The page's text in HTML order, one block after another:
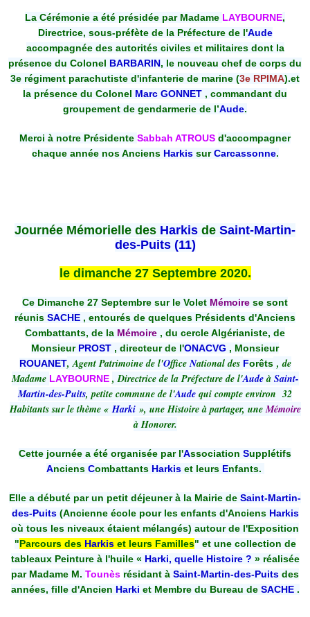
La Cérémonie a été présidée par Madame LAYBOURNE,
Directrice, sous-préfète de la Préfecture de l'Aude
accompagnée des autorités civiles et militaires dont la
présence du Colonel BARBARIN, le nouveau chef de corps du
3e régiment parachutiste d'infanterie de marine (3e RPIMA).et
la présence du Colonel Marc GONNET , commandant du
groupement de gendarmerie de l’Aude.
Merci à notre Présidente Sabbah ATROUS d'accompagner
chaque année nos Anciens HarkissurCarcassonne.
Journée Mémorielle des Harkis de Saint-Martin-
des-Puits (11)
le dimanche 27 Septembre 2020.
Ce Dimanche 27 Septembre sur le Volet Mémoire se sont
réunis SACHE , entourés de quelques Présidents d'Anciens
Combattants, de la Mémoire , du cercle Algérianiste, de
Monsieur PROST , directeur de l'ONACVG , Monsieur
ROUANET, Agent Patrimoine de l'OfficeNational des Forêts, de
Madame LAYBOURNE , Directrice de la Préfecture de l'Aude àSaint-
Martin-des-Puits, petite commune de l'Aude qui compte environ 32
Habitants sur le thème «Harki », une Histoire à partager, uneMémoire
à Honorer.
Cette journée a été organisée par l'Association Supplétifs
Anciens Combattants Harkiset leurs Enfants.
Elle a débuté par un petit déjeuner à la Mairie de Saint-Martin-
des-Puits(Ancienne école pour les enfants d'Anciens Harkis
où tous les niveaux étaient mélangés) autour de l'Exposition
"Parcours des Harkis et leurs Familles" et une collection de
tableaux Peinture à l'huile « Harki, quelle Histoire ? » réalisée
par Madame M. Tounès résidant à Saint-Martin-des-Puits des
années, fille d'Ancien Harki et Membre du Bureau deSACHE .